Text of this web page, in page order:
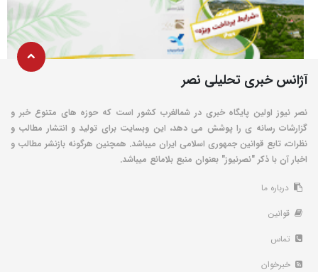
آژانس خبری تحلیلی نصر
نصر نیوز اولین پایگاه خبری در شمالغرب کشور است که حوزه های متنوع خبر و
گزارشات رسانه ی را پوشش می دهد، این وبسایت برای تولید و انتشار مطالب و
نظرات، تابع قوانین جمهوری اسلامی ایران میباشد. همچنین هرگونه بازنشر مطالب و
اخبار آن با ذکر "نصرنیوز" بعنوان منبع بلامانع میباشد.
درباره ما
قوانین
تماس
خبرخوان